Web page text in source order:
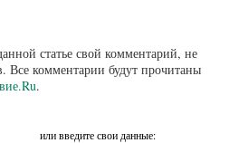
статье свой комментарий, не
комментарии будут прочитаны
.
или введите свои данные: